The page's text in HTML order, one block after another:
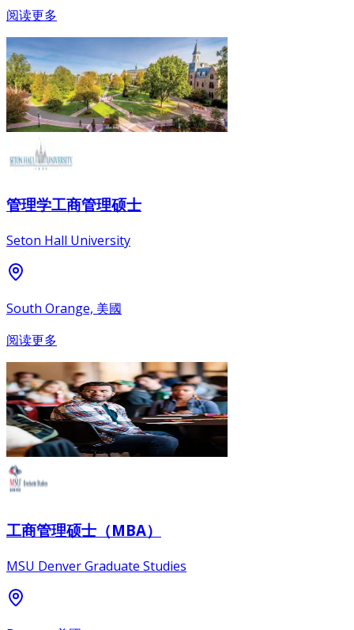
阅读更多
管理学工商管理硕士
Seton Hall University
South Orange, 美國
阅读更多
工商管理硕士（MBA）
MSU Denver Graduate Studies